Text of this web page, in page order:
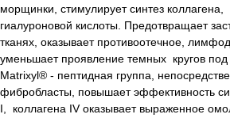
морщинки, стимулирует синтез коллагена,
гиалуроновой кислоты. Предотвращает
тканях, оказывает противоотечное,
уменьшает проявление темных кругов под
Matrixyl® - пептидная группа,
фибробласты, повышает эффективность
I, коллагена IV оказывает выраженное